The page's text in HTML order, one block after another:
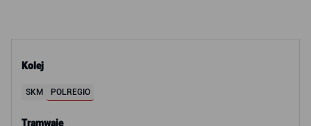
Kolej
SKM POLREGIO
Tramwaje